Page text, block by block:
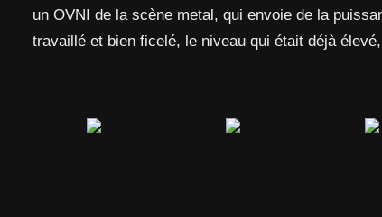
un OVNI de la scène metal, qui envoie de la
travaillé et bien ficelé, le niveau qui était déjà